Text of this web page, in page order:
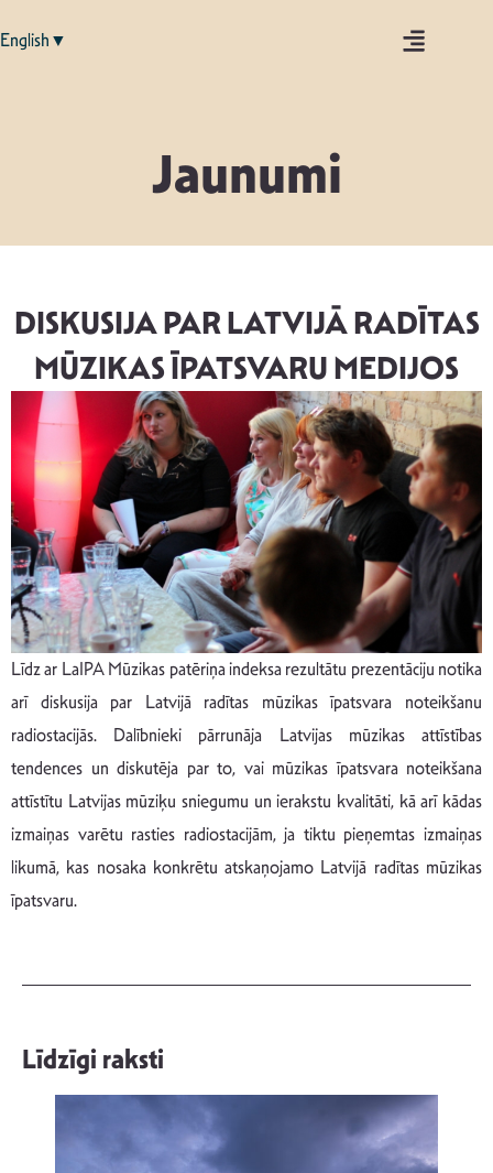
English▼
Jaunumi
DISKUSIJA PAR LATVIJĀ RADĪTAS
MŪZIKAS ĪPATSVARU MEDIJOS
Līdz ar LaIPA Mūzikas patēriņa indeksa rezultātu prezentāciju notika
arī diskusija par Latvijā radītas mūzikas īpatsvara noteikšanu
radiostacijās. Dalībnieki pārrunāja Latvijas mūzikas attīstības
tendences un diskutēja par to, vai mūzikas īpatsvara noteikšana
attīstītu Latvijas mūziķu sniegumu un ierakstu kvalitāti, kā arī kādas
izmaiņas varētu rasties radiostacijām, ja tiktu pieņemtas izmaiņas
likumā, kas nosaka konkrētu atskaņojamo Latvijā radītas mūzikas
īpatsvaru.
Līdzīgi raksti